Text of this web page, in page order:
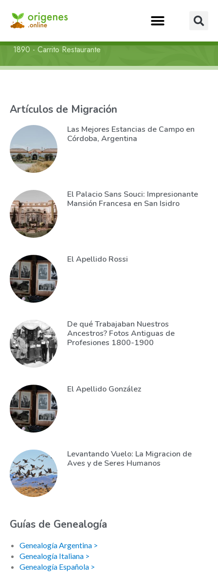
1890 - Carrito Restaurante
Artículos de Migración
Las Mejores Estancias de Campo en
Córdoba, Argentina
El Palacio Sans Souci: Impresionante
Mansión Francesa en San Isidro
El Apellido Rossi
De qué Trabajaban Nuestros
Ancestros? Fotos Antiguas de
Profesiones 1800-1900
El Apellido González
Levantando Vuelo: La Migracion de
Aves y de Seres Humanos
Guías de Genealogía
Genealogía Argentina >
Genealogía Italiana >
Genealogía Española >